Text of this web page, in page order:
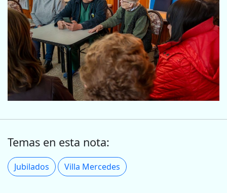
Temas en esta nota:
Jubilados Villa Mercedes